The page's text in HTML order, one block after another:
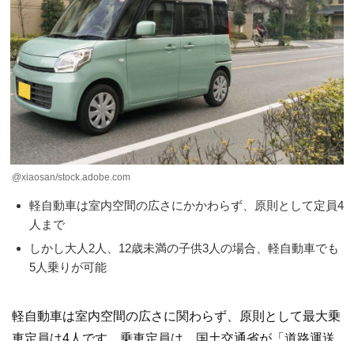
@xiaosan/stock.adobe.com
軽自動車は室内空間の広さにかかわらず、原則として定員4
人まで
しかし大人2人、12歳未満の子供3人の場合、軽自動車でも
5人乗りが可能
軽自動車は室内空間の広さに関わらず、原則として最大乗
車定員は4人です。乗車定員は、国土交通省が「道路運送